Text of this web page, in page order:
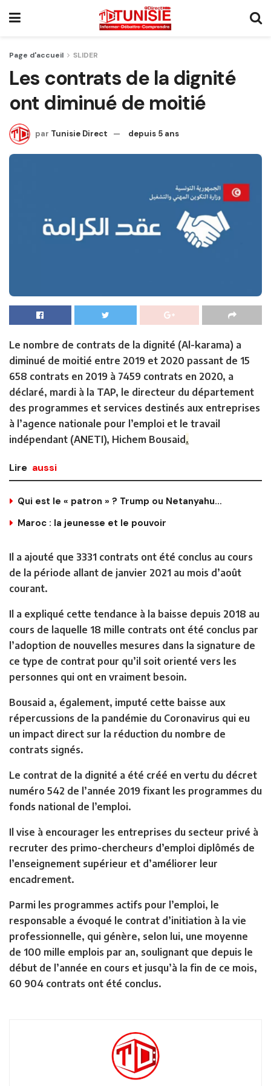
Page d'accueil SLIDER
Les contrats de la dignité
ont diminué de moitié
par Tunisie Direct depuis 5 ans
Le nombre de contrats de la dignité (Al-karama) a
diminué de moitié entre 2019 et 2020 passant de 15
658 contrats en 2019 à 7459 contrats en 2020, a
déclaré, mardi à la TAP, le directeur du département
des programmes et services destinés aux entreprises
à l’agence nationale pour l’emploi et le travail
indépendant (ANETI), Hichem Bousaid.
Lire aussi
Qui est le « patron » ? Trump ou Netanyahu…
Maroc : la jeunesse et le pouvoir
Il a ajouté que 3331 contrats ont été conclus au cours
de la période allant de janvier 2021 au mois d’août
courant.
Il a expliqué cette tendance à la baisse depuis 2018 au
cours de laquelle 18 mille contrats ont été conclus par
l’adoption de nouvelles mesures dans la signature de
ce type de contrat pour qu’il soit orienté vers les
personnes qui ont en vraiment besoin.
Bousaid a, également, imputé cette baisse aux
répercussions de la pandémie du Coronavirus qui eu
un impact direct sur la réduction du nombre de
contrats signés.
Le contrat de la dignité a été créé en vertu du décret
numéro 542 de l’année 2019 fixant les programmes du
fonds national de l’emploi.
Il vise à encourager les entreprises du secteur privé à
recruter des primo-chercheurs d’emploi diplômés de
l’enseignement supérieur et d’améliorer leur
encadrement.
Parmi les programmes actifs pour l’emploi, le
responsable a évoqué le contrat d’initiation à la vie
professionnelle, qui génère, selon lui, une moyenne
de 100 mille emplois par an, soulignant que depuis le
début de l’année en cours et jusqu’à la fin de ce mois,
60 904 contrats ont été conclus.